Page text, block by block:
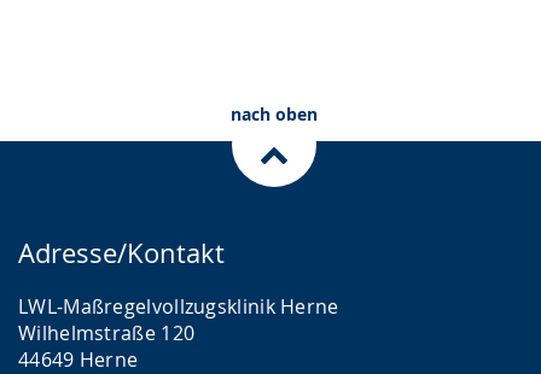
nach oben
Adresse/Kontakt
LWL-Maßregelvollzugsklinik Herne
Wilhelmstraße 120
44649 Herne